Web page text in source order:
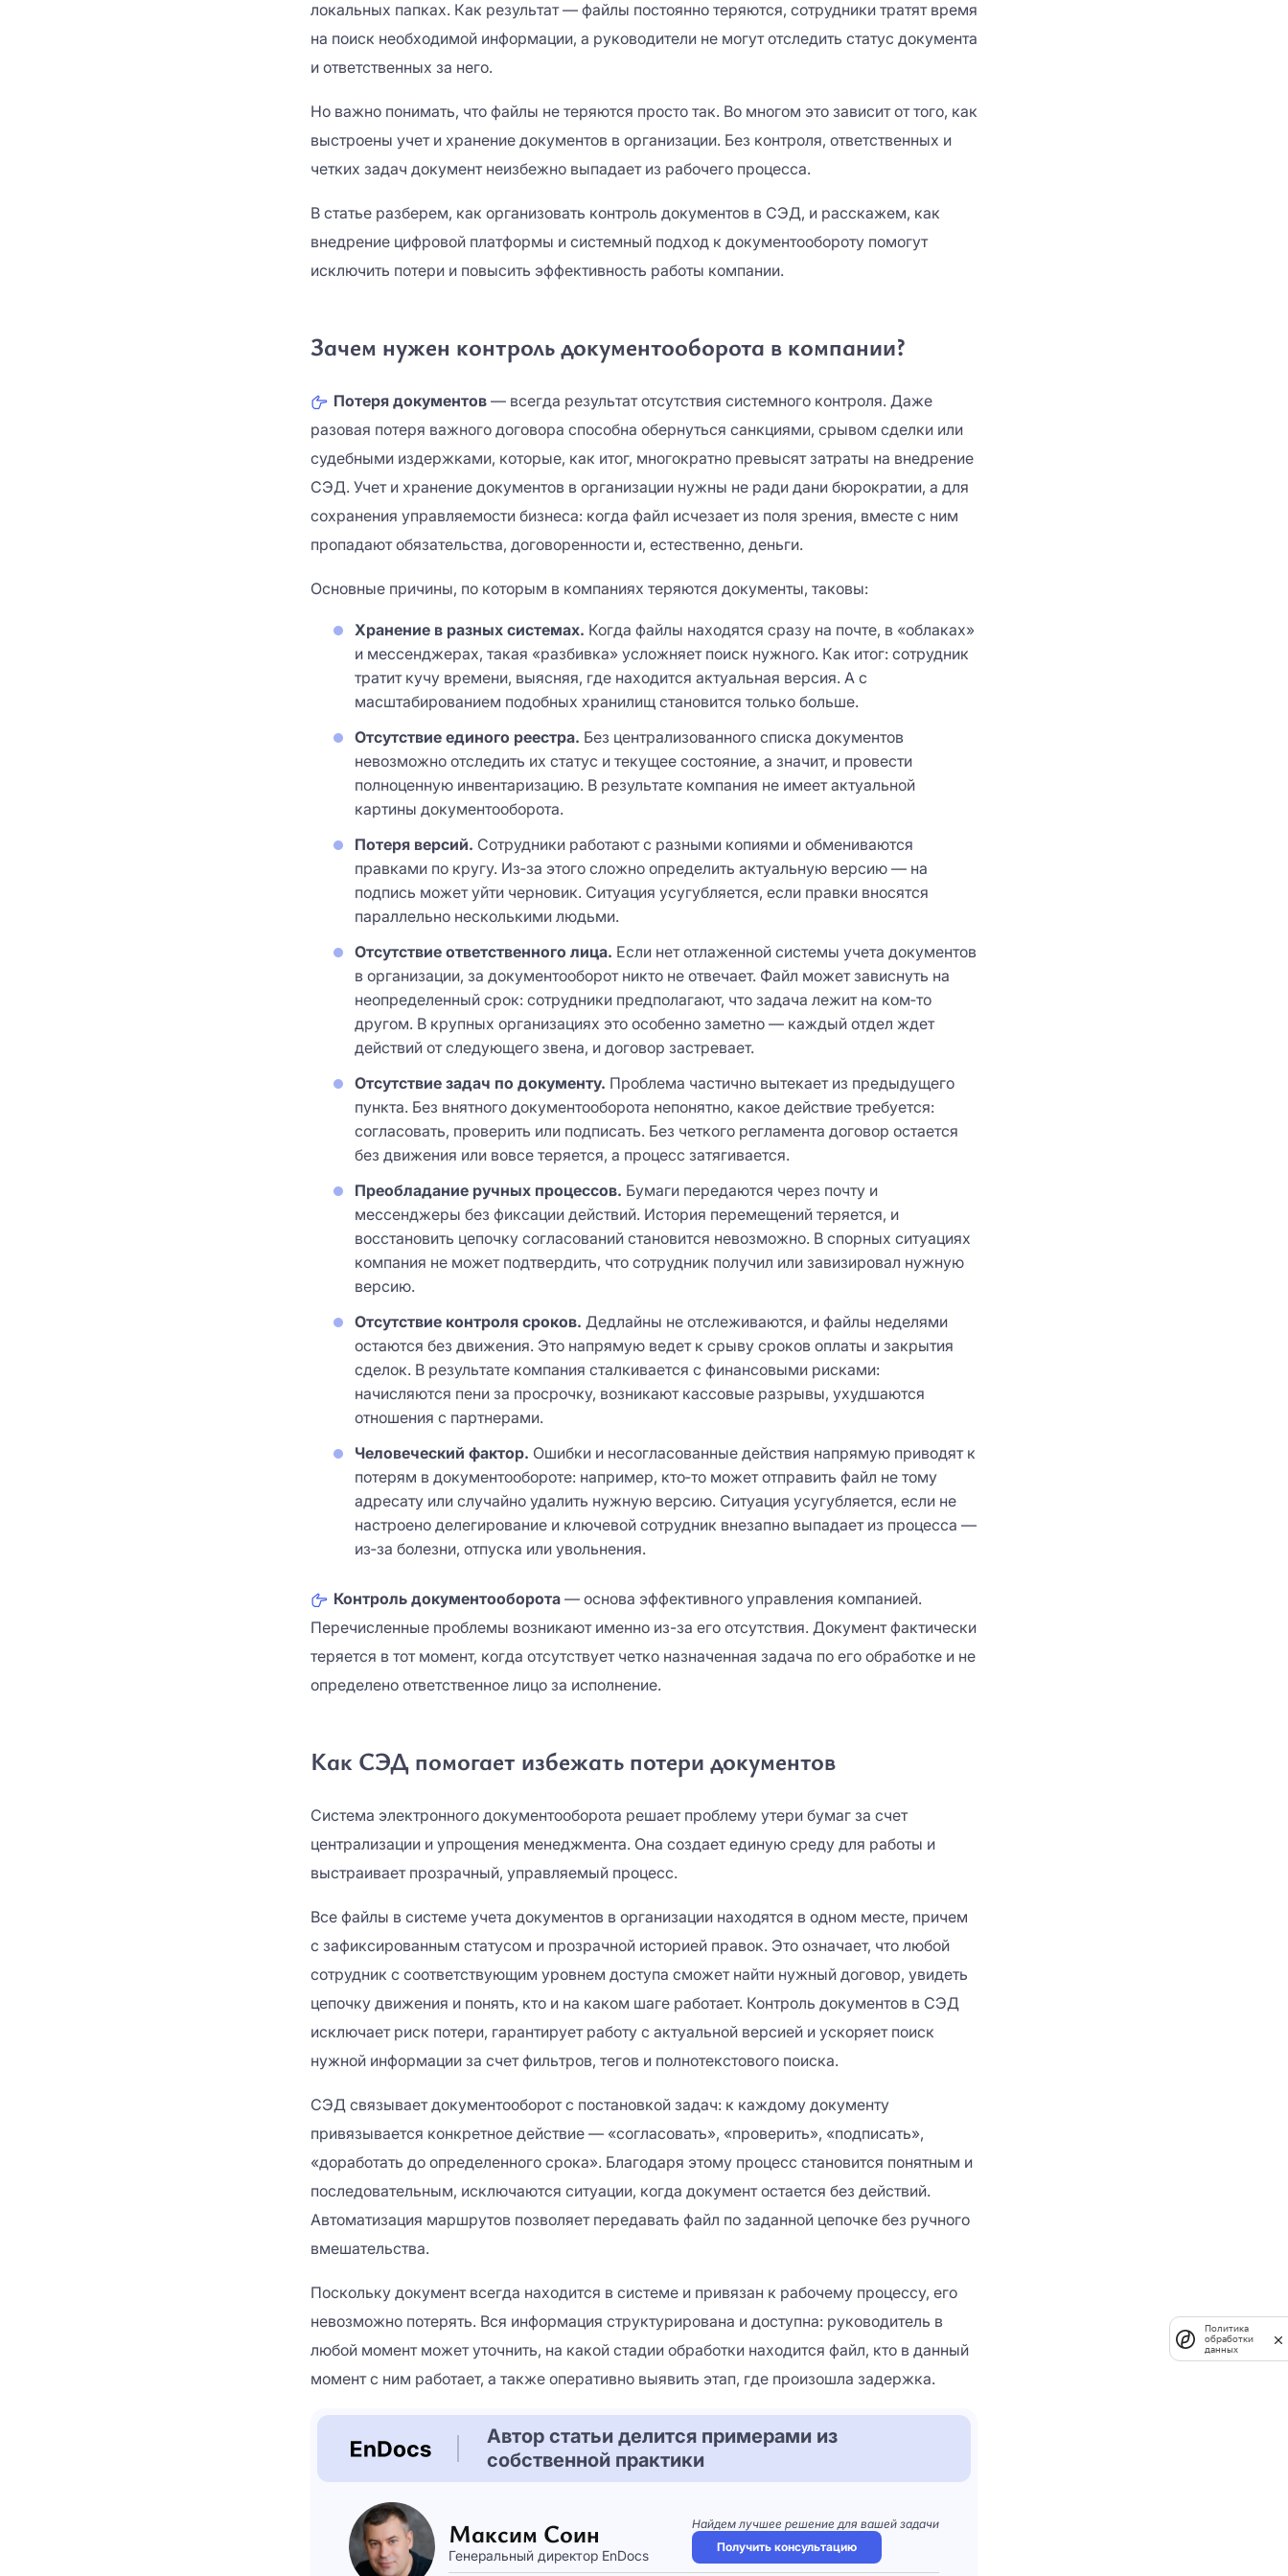
локальных папках. Как результат — файлы постоянно теряются, сотрудники тратят время
на поиск необходимой информации, а руководители не могут отследить статус документа
и ответственных за него.
Но важно понимать, что файлы не теряются просто так. Во многом это зависит от того, как
выстроены учет и хранение документов в организации. Без контроля, ответственных и
четких задач документ неизбежно выпадает из рабочего процесса.
В статье разберем, как организовать контроль документов в СЭД, и расскажем, как
внедрение цифровой платформы и системный подход к документообороту помогут
исключить потери и повысить эффективность работы компании.
Зачем нужен контроль документооборота в компании?
Потеря документов— всегда результат отсутствия системного контроля. Даже
разовая потеря важного договора способна обернуться санкциями, срывом сделки или
судебными издержками, которые, как итог, многократно превысят затраты на внедрение
СЭД. Учет и хранение документов в организации нужны не ради дани бюрократии, а для
сохранения управляемости бизнеса: когда файл исчезает из поля зрения, вместе с ним
пропадают обязательства, договоренности и, естественно, деньги.
Основные причины, по которым в компаниях теряются документы, таковы:
Хранение в разных системах. Когда файлы находятся сразу на почте, в «облаках»
и мессенджерах, такая «разбивка» усложняет поиск нужного. Как итог: сотрудник
тратит кучу времени, выясняя, где находится актуальная версия. А с
масштабированием подобных хранилищ становится только больше.
Отсутствие единого реестра. Без централизованного списка документов
невозможно отследить их статус и текущее состояние, а значит, и провести
полноценную инвентаризацию. В результате компания не имеет актуальной
картины документооборота.
Потеря версий. Сотрудники работают с разными копиями и обмениваются
правками по кругу. Из‑за этого сложно определить актуальную версию — на
подпись может уйти черновик. Ситуация усугубляется, если правки вносятся
параллельно несколькими людьми.
Отсутствие ответственного лица. Если нет отлаженной системы учета документов
в организации, за документооборот никто не отвечает. Файл может зависнуть на
неопределенный срок: сотрудники предполагают, что задача лежит на ком‑то
другом. В крупных организациях это особенно заметно — каждый отдел ждет
действий от следующего звена, и договор застревает.
Отсутствие задач по документу. Проблема частично вытекает из предыдущего
пункта. Без внятного документооборота непонятно, какое действие требуется:
согласовать, проверить или подписать. Без четкого регламента договор остается
без движения или вовсе теряется, а процесс затягивается.
Преобладание ручных процессов. Бумаги передаются через почту и
мессенджеры без фиксации действий. История перемещений теряется, и
восстановить цепочку согласований становится невозможно. В спорных ситуациях
компания не может подтвердить, что сотрудник получил или завизировал нужную
версию.
Отсутствие контроля сроков. Дедлайны не отслеживаются, и файлы неделями
остаются без движения. Это напрямую ведет к срыву сроков оплаты и закрытия
сделок. В результате компания сталкивается с финансовыми рисками:
начисляются пени за просрочку, возникают кассовые разрывы, ухудшаются
отношения с партнерами.
Человеческий фактор. Ошибки и несогласованные действия напрямую приводят к
потерям в документообороте: например, кто‑то может отправить файл не тому
адресату или случайно удалить нужную версию. Ситуация усугубляется, если не
настроено делегирование и ключевой сотрудник внезапно выпадает из процесса —
из‑за болезни, отпуска или увольнения.
Контроль документооборота— основа эффективного управления компанией.
Перечисленные проблемы возникают именно из-за его отсутствия. Документ фактически
теряется в тот момент, когда отсутствует четко назначенная задача по его обработке и не
определено ответственное лицо за исполнение.
Как СЭД помогает избежать потери документов
Система электронного документооборота решает проблему утери бумаг за счет
централизации и упрощения менеджмента. Она создает единую среду для работы и
выстраивает прозрачный, управляемый процесс.
Все файлы в системе учета документов в организации находятся в одном месте, причем
с зафиксированным статусом и прозрачной историей правок. Это означает, что любой
сотрудник с соответствующим уровнем доступа сможет найти нужный договор, увидеть
цепочку движения и понять, кто и на каком шаге работает. Контроль документов в СЭД
исключает риск потери, гарантирует работу с актуальной версией и ускоряет поиск
нужной информации за счет фильтров, тегов и полнотекстового поиска.
СЭД связывает документооборот с постановкой задач: к каждому документу
привязывается конкретное действие — «согласовать», «проверить», «подписать»,
«доработать до определенного срока». Благодаря этому процесс становится понятным и
последовательным, исключаются ситуации, когда документ остается без действий.
Автоматизация маршрутов позволяет передавать файл по заданной цепочке без ручного
вмешательства.
Поскольку документ всегда находится в системе и привязан к рабочему процессу, его
невозможно потерять. Вся информация структурирована и доступна: руководитель в
любой момент может уточнить, на какой стадии обработки находится файл, кто в данный
момент с ним работает, а также оперативно выявить этап, где произошла задержка.
Автор статьи делится примерами из
собственной практики
Максим Соин
Генеральный директор EnDocs
Найдем лучшее решениедля вашей задачи
Получить консультацию
Политика
обработки
данных